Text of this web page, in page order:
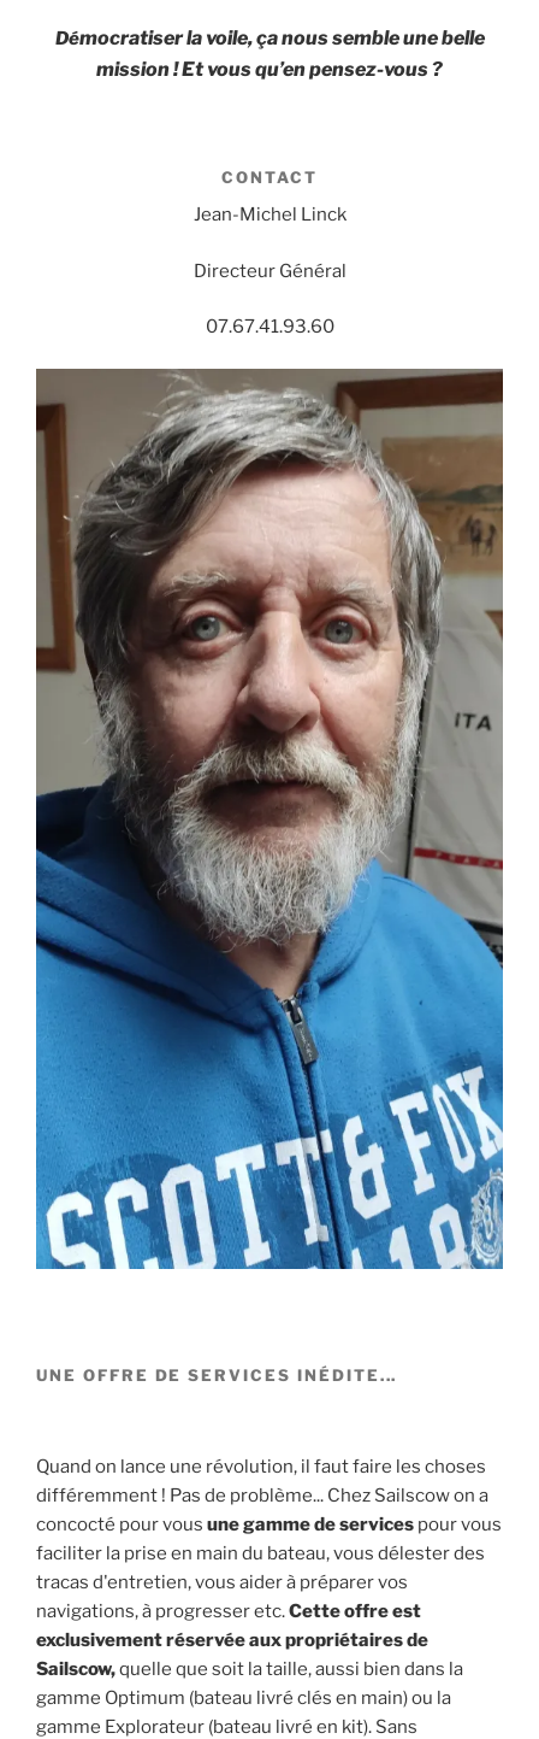
Démocratiser la voile, ça nous semble une belle
mission ! Et vous qu’en pensez-vous ?
CONTACT
Jean-Michel Linck
Directeur Général
07.67.41.93.60
UNE OFFRE DE SERVICES INÉDITE...
Quand on lance une révolution, il faut faire les choses
différemment ! Pas de problème... Chez Sailscow on a
concocté pour vous une gamme de services pour vous
faciliter la prise en main du bateau, vous délester des
tracas d'entretien, vous aider à préparer vos
navigations, à progresser etc.Cette offre est
exclusivement réservée aux propriétaires de
Sailscow,quelle que soit la taille, aussi bien dans la
gamme Optimum (bateau livré clés en main) ou la
gamme Explorateur (bateau livré en kit). Sans